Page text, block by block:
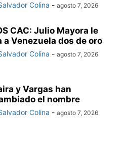
Colina - agosto 7, 2026
CAC: Julio Mayora le
a Venezuela dos de oro
Colina - agosto 7, 2026
y Vargas han
el nombre
Colina - agosto 7, 2026